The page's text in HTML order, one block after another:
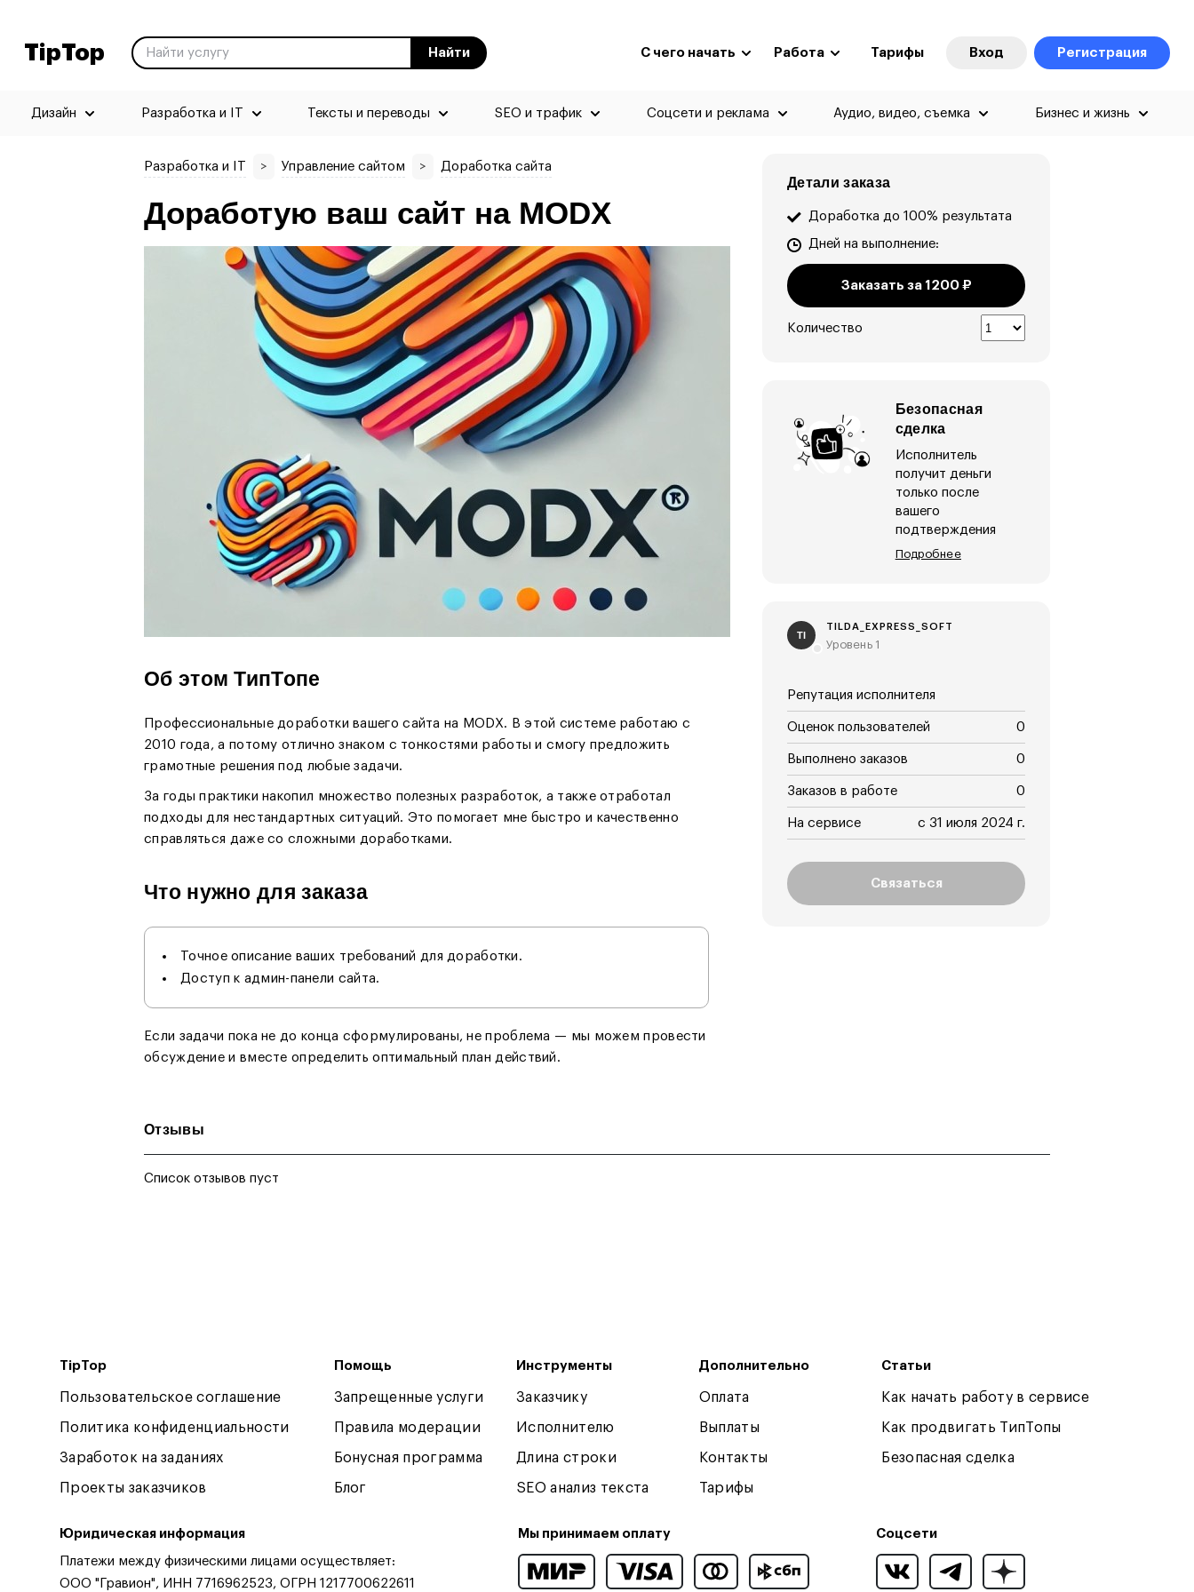
TipTop Найти С чего начать Работа Тарифы Вход Регистрация
Дизайн Разработка и IT Тексты и переводы SEO и трафик Соцсети и реклама Аудио, видео, съемка Бизнес и жизнь
Разработка и IT > Управление сайтом > Доработка сайта
Доработую ваш сайт на MODX
Об этом ТипТопе
Профессиональные доработки вашего сайта на MODX. В этой системе работаю с
2010 года, а потому отлично знаком с тонкостями работы и смогу предложить
грамотные решения под любые задачи.
За годы практики накопил множество полезных разработок, а также отработал
подходы для нестандартных ситуаций. Это помогает мне быстро и качественно
справляться даже со сложными доработками.
Что нужно для заказа
Точное описание ваших требований для доработки.
Доступ к админ-панели сайта.
Если задачи пока не до конца сформулированы, не проблема — мы можем провести
обсуждение и вместе определить оптимальный план действий.
Детали заказа
Доработка до 100% результата
Дней на выполнение:
Заказать за 1200₽
Количество
Безопасная
сделка
Исполнитель
получит деньги
только после
вашего
подтверждения
Подробнее
TI
TILDA_EXPRESS_SOFT
Уровень 1
Репутация исполнителя
Оценок пользователей 0
Выполнено заказов 0
Заказов в работе 0
На сервисе с 31 июля 2024 г.
Связаться
Отзывы
Список отзывов пуст
TipTop
Пользовательское соглашение
Политика конфиденциальности
Заработок на заданиях
Проекты заказчиков
Помощь
Запрещенные услуги
Правила модерации
Бонусная программа
Блог
Инструменты
Заказчику
Исполнителю
Длина строки
SEO анализ текста
Дополнительно
Оплата
Выплаты
Контакты
Тарифы
Статьи
Как начать работу в сервисе
Как продвигать ТипТопы
Безопасная сделка
Юридическая информация
Платежи между физическими лицами осуществляет:
ООО "Гравион", ИНН 7716962523, ОГРН 1217700622611
Мы принимаем оплату Соцсети